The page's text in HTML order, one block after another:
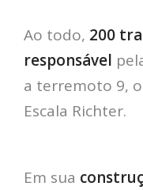
Ao todo, 200
responsável
a terremoto 9,
Escala Richter.
Em sua